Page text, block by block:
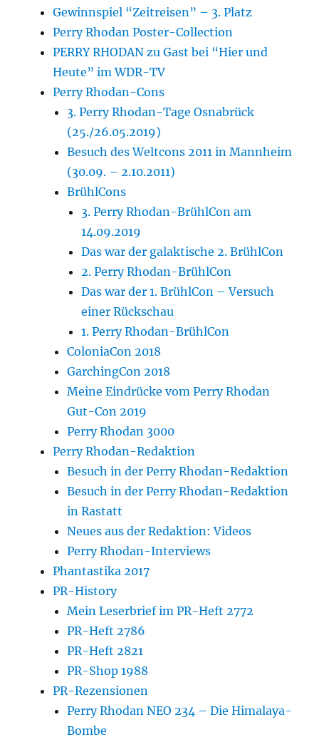
Gewinnspiel “Zeitreisen” – 3. Platz
Perry Rhodan Poster-Collection
PERRY RHODAN zu Gast bei “Hier und
Heute” im WDR-TV
Perry Rhodan-Cons
3. Perry Rhodan-Tage Osnabrück
(25./26.05.2019)
Besuch des Weltcons 2011 in Mannheim
(30.09. – 2.10.2011)
BrühlCons
3. Perry Rhodan-BrühlCon am
14.09.2019
Das war der galaktische 2. BrühlCon
2. Perry Rhodan-BrühlCon
Das war der 1. BrühlCon – Versuch
einer Rückschau
1. Perry Rhodan-BrühlCon
ColoniaCon 2018
GarchingCon 2018
Meine Eindrücke vom Perry Rhodan
Gut-Con 2019
Perry Rhodan 3000
Perry Rhodan-Redaktion
Besuch in der Perry Rhodan-Redaktion
Besuch in der Perry Rhodan-Redaktion
in Rastatt
Neues aus der Redaktion: Videos
Perry Rhodan-Interviews
Phantastika 2017
PR-History
Mein Leserbrief im PR-Heft 2772
PR-Heft 2786
PR-Heft 2821
PR-Shop 1988
PR-Rezensionen
Perry Rhodan NEO 234 – Die Himalaya-
Bombe